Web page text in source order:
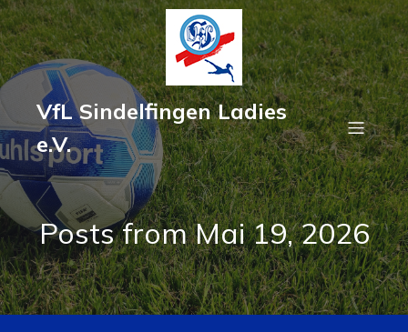
VfL Sindelfingen Ladies
e.V.
Posts from Mai 19, 2026